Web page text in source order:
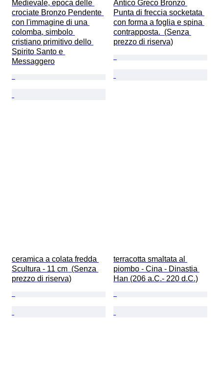
Medievale, epoca delle
crociate Bronzo Pendente
con l'immagine di una
colomba, simbolo
cristiano primitivo dello
Spirito Santo e
Messaggero
Antico Greco Bronzo
Punta di freccia socketata
con forma a foglia e spina
contrapposta.  (Senza
prezzo di riserva)
ceramica a colata fredda
Scultura - 11 cm  (Senza
prezzo di riserva)
terracotta smaltata al
piombo - Cina - Dinastia
Han (206 a.C.- 220 d.C.)